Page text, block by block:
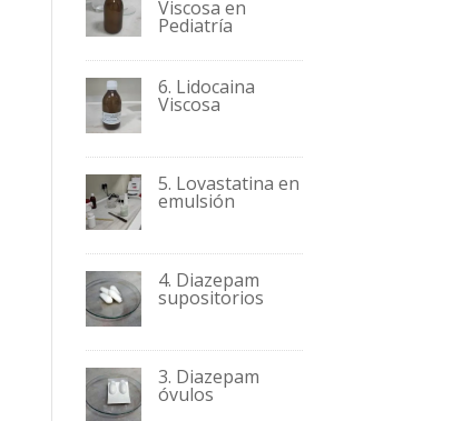
Viscosa en
Pediatría
6. Lidocaina
Viscosa
5. Lovastatina en
emulsión
4. Diazepam
supositorios
3. Diazepam
óvulos